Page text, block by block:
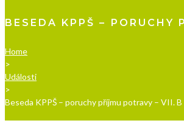
BESEDA KPPŠ –
Home
>
Události
>
Beseda KPPŠ – poruchy příjmu potravy – VII. B